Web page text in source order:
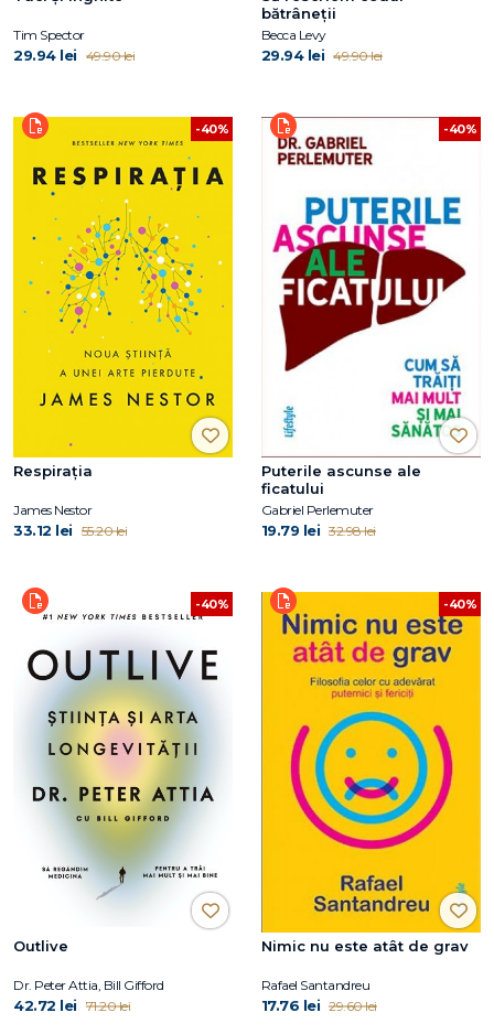
Tim Spector
29.94 lei 49.90 lei
bătrâneții
Becca Levy
29.94 lei 49.90 lei
-40%
Respirația
James Nestor
33.12 lei 55.20 lei
-40%
Puterile ascunse ale
ficatului
Gabriel Perlemuter
19.79 lei 32.98 lei
-40%
Outlive
Dr. Peter Attia, Bill Gifford
42.72 lei 71.20 lei
-40%
Nimic nu este atât de grav
Rafael Santandreu
17.76 lei 29.60 lei